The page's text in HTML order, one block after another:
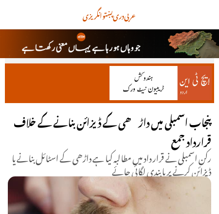
انگریزیپښتودریعربی
پنجاب اسمبلی میں داڑھی کے ڈیزائن بنانے کے خلاف
قرارداد جمع
رکن اسمبلی نے قرار داد میں مطالبہ کیا ہے داڑھی کے اسٹائل بنانے یا
ڈیزائن کرنے پر پابندی لگائی جائے